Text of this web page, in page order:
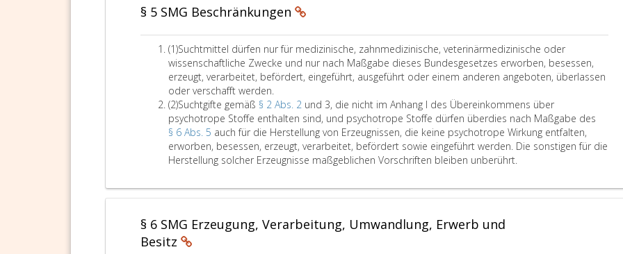
e
i
t
u
g
e
n
,
d
e
d
r
r
n
e
r
t
o
f
f
e
n
d
u
r
d
n
u
n
g
d
e
r
B
u
n
e
s
i
n
d
d
i
s
e
s
B
d
e
s
u
n
d
e
s
g
e
s
e
t
e
s
e
n
k
ö
n
e
n
m
i
V
r
o
§ 5 SMG Beschränkungen
(1)A
b
s
a
t
z
e
i
n
Suchtmittel dürfen nur für medizinische, zahnmedizinische, veterinärmedizinische oder
wissenschaftliche Zwecke und nur nach Maßgabe dieses Bundesgesetzes erworben, besessen,
erzeugt, verarbeitet, befördert, eingeführt, ausgeführt oder einem anderen angeboten, überlassen
oder verschafft werden.
(2)A
b
s
a
t
2
Suchtgifte gemäß § 2 Abs. 2 und 3, die nicht im Anhang I des Übereinkommens über
psychotrope Stoffe enthalten sind, und psychotrope Stoffe dürfen überdies nach Maßgabe des
§ 6 Abs. 5 auch für die Herstellung von Erzeugnissen, die keine psychotrope Wirkung entfalten,
erworben, besessen, erzeugt, verarbeitet, befördert sowie eingeführt werden. Die sonstigen für die
Herstellung solcher Erzeugnisse maßgeblichen Vorschriften bleiben unberührt.
c
h
§ 6 SMG Erzeugung, Verarbeitung, Umwandlung, Erwerb und
Besitz